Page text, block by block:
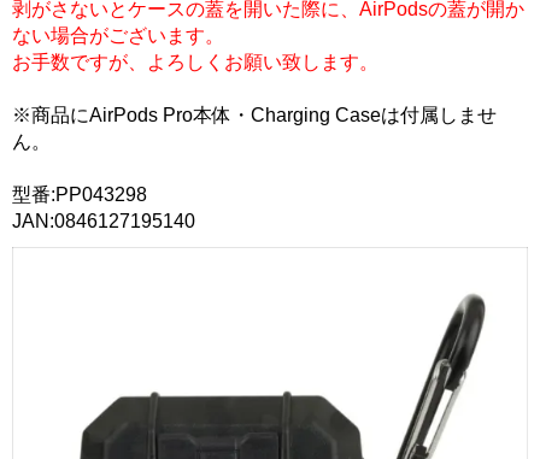
剥がさないとケースの蓋を開いた際に、AirPodsの蓋が開か
ない場合がございます。
お手数ですが、よろしくお願い致します。
※商品にAirPods Pro本体・Charging Caseは付属しませ
ん。
型番:PP043298
JAN:0846127195140